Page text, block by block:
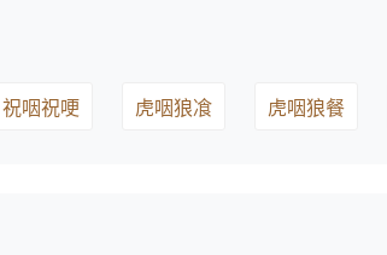
祝咽祝哽 虎咽狼飡 虎咽狼餐